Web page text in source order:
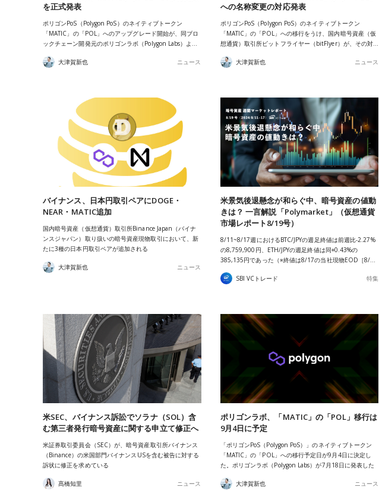
を正式発表
ポリゴンPoS（Polygon PoS）のネイティブトークン
「MATIC」の「POL」へのアップグレード開始が、同ブロ
ックチェーン開発元のポリゴンラボ（Polygon Labs）よ…
大津賀新也 ニュース
への名称変更の対応発表
ポリゴンPoS（Polygon PoS）のネイティブトークン
「MATIC」の「POL」への移行をうけ、国内暗号資産（仮
想通貨）取引所ビットフライヤー（bitFlyer）が、その対…
大津賀新也 ニュース
バイナンス、日本円取引ペアにDOGE・
NEAR・MATIC追加
国内暗号資産（仮想通貨）取引所Binance Japan（バイナ
ンスジャパン）取り扱いの暗号資産現物取引において、新
たに3種の日本円取引ペアが追加される
大津賀新也 ニュース
米景気後退懸念が和らぐ中、暗号資産の値動
きは？ 一言解説「Polymarket」（仮想通貨
市場レポート8/19号）
8/11~8/17週におけるBTC/JPYの週足終値は前週比-2.27%
の8,759,900円、ETH/JPYの週足終値は同+0.43%の
385,135円であった（※終値は8/17の当社現物EOD［8/…
SBI VCトレード 特集
米SEC、バイナンス訴訟でソラナ（SOL）含
む第三者発行暗号資産に関する申立て修正へ
米証券取引委員会（SEC）が、暗号資産取引所バイナンス
（Binance）の米国部門バイナンスUSを含む被告に対する
訴状に修正を求めている
髙橋知里 ニュース
ポリゴンラボ、「MATIC」の「POL」移行は
9月4日に予定
「ポリゴンPoS（Polygon PoS）」のネイティブトークン
「MATIC」の「POL」への移行予定日が9月4日に決定し
た。ポリゴンラボ（Polygon Labs）が7月18日に発表した
大津賀新也 ニュース